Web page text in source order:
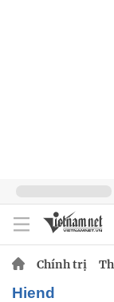
Chính trị
hiend